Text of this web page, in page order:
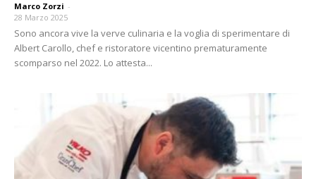
Marco Zorzi -
28 Marzo 2025
Sono ancora vive la verve culinaria e la voglia di sperimentare di
Albert Carollo, chef e ristoratore vicentino prematuramente
scomparso nel 2022. Lo attesta...